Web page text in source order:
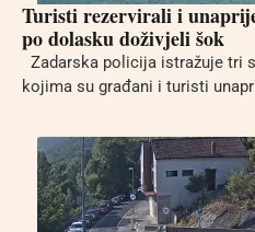
Turisti rezervirali i
po dolasku doživjeli šok
Zadarska policija istražuje tri
kojima su građani i turisti